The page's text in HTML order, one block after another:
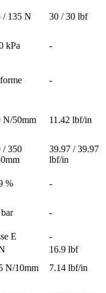
/ 135 N 30 / 30 lbf
kPa
-
-
N/50mm 11.42 lbf/in
/ 350
39.97 / 39.97
lbf/in
%
-
-
E
-
16.9 lbf
N/10mm
7.14 lbf/in